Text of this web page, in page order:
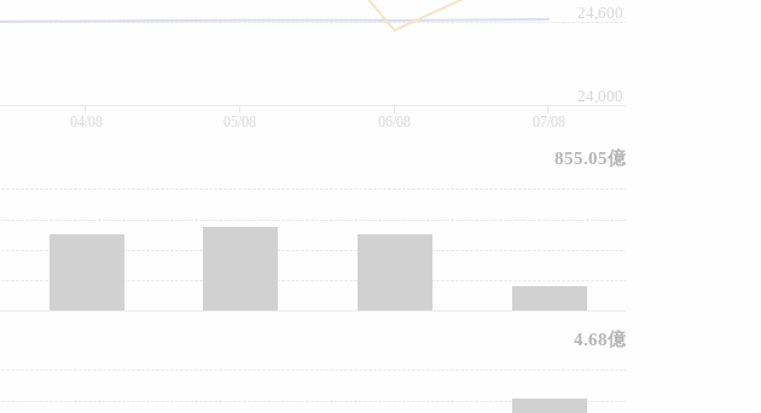
24,000
24,600
04/08 05/08 06/08 07/08
855.05億
4.68億